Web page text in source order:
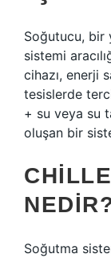
Soğutucu, bir
sistemi
cihazı, enerji
tesislerde
+ su veya su
oluşan bir
Soğutma